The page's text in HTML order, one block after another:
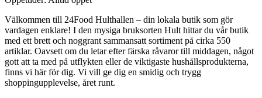
Välkommen till 24Food Hulthallen – din lokala butik som gör
vardagen enklare! I den mysiga bruksorten Hult hittar du vår butik
med ett brett och noggrant sammansatt sortiment på cirka 550
artiklar. Oavsett om du letar efter färska råvaror till middagen, något
gott att ta med på utflykten eller de viktigaste hushållsprodukterna,
finns vi här för dig. Vi vill ge dig en smidig och trygg
shoppingupplevelse, året runt.